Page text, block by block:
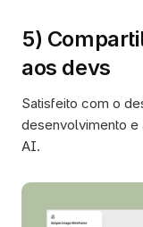
5)
aos devs
Satisfeito com o
desenvolvimento e
AI.